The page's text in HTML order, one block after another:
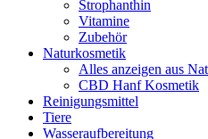
Strophanthin
Vitamine
Zubehör
Naturkosmetik
Alles anzeigen aus
CBD Hanf Kosmetik
Reinigungsmittel
Tiere
Wasseraufbereitung